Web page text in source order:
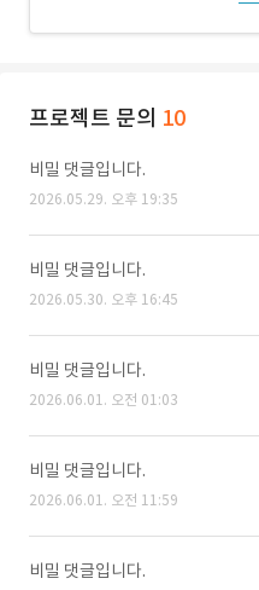
프로젝트 문의 10
비밀 댓글입니다.
2026.05.29. 오후 19:35
비밀 댓글입니다.
2026.05.30. 오후 16:45
비밀 댓글입니다.
2026.06.01. 오전 01:03
비밀 댓글입니다.
2026.06.01. 오전 11:59
비밀 댓글입니다.